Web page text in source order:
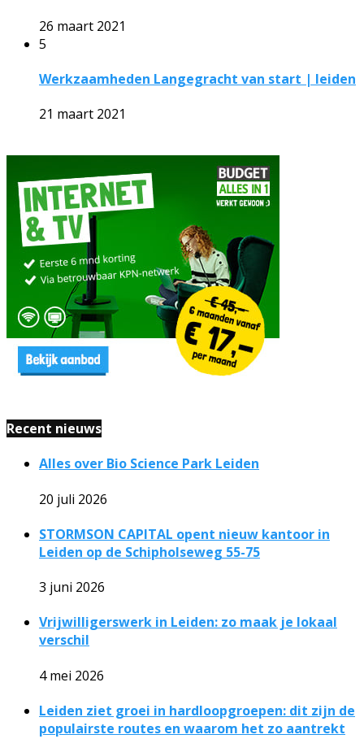
26 maart 2021
5
Werkzaamheden Langegracht van start | leiden
21 maart 2021
Recent nieuws
Alles over Bio Science Park Leiden
20 juli 2026
STORMSON CAPITAL opent nieuw kantoor in
Leiden op de Schipholseweg 55-75
3 juni 2026
Vrijwilligerswerk in Leiden: zo maak je lokaal
verschil
4 mei 2026
Leiden ziet groei in hardloopgroepen: dit zijn de
populairste routes en waarom het zo aantrekt